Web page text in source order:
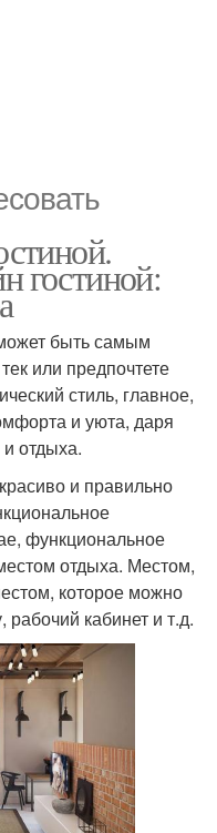
гостиной:
быть самым
или предпочтете
стиль, главное,
и уюта, даря
отдыха.
и правильно
функциональное
отдыха. Местом,
которое можно
рабочий кабинет и т.д.